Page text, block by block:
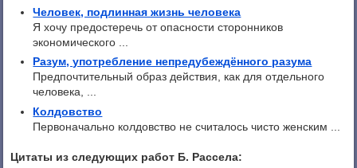
Человек, подлинная жизнь человека
Я хочу предостеречь от опасности сторонников
экономического ...
Разум, употребление непредубеждённого разума
Предпочтительный образ действия, как для отдельного
человека, ...
Колдовство
Первоначально колдовство не считалось чисто женским ...
Цитаты из следующих работ Б. Рассела: